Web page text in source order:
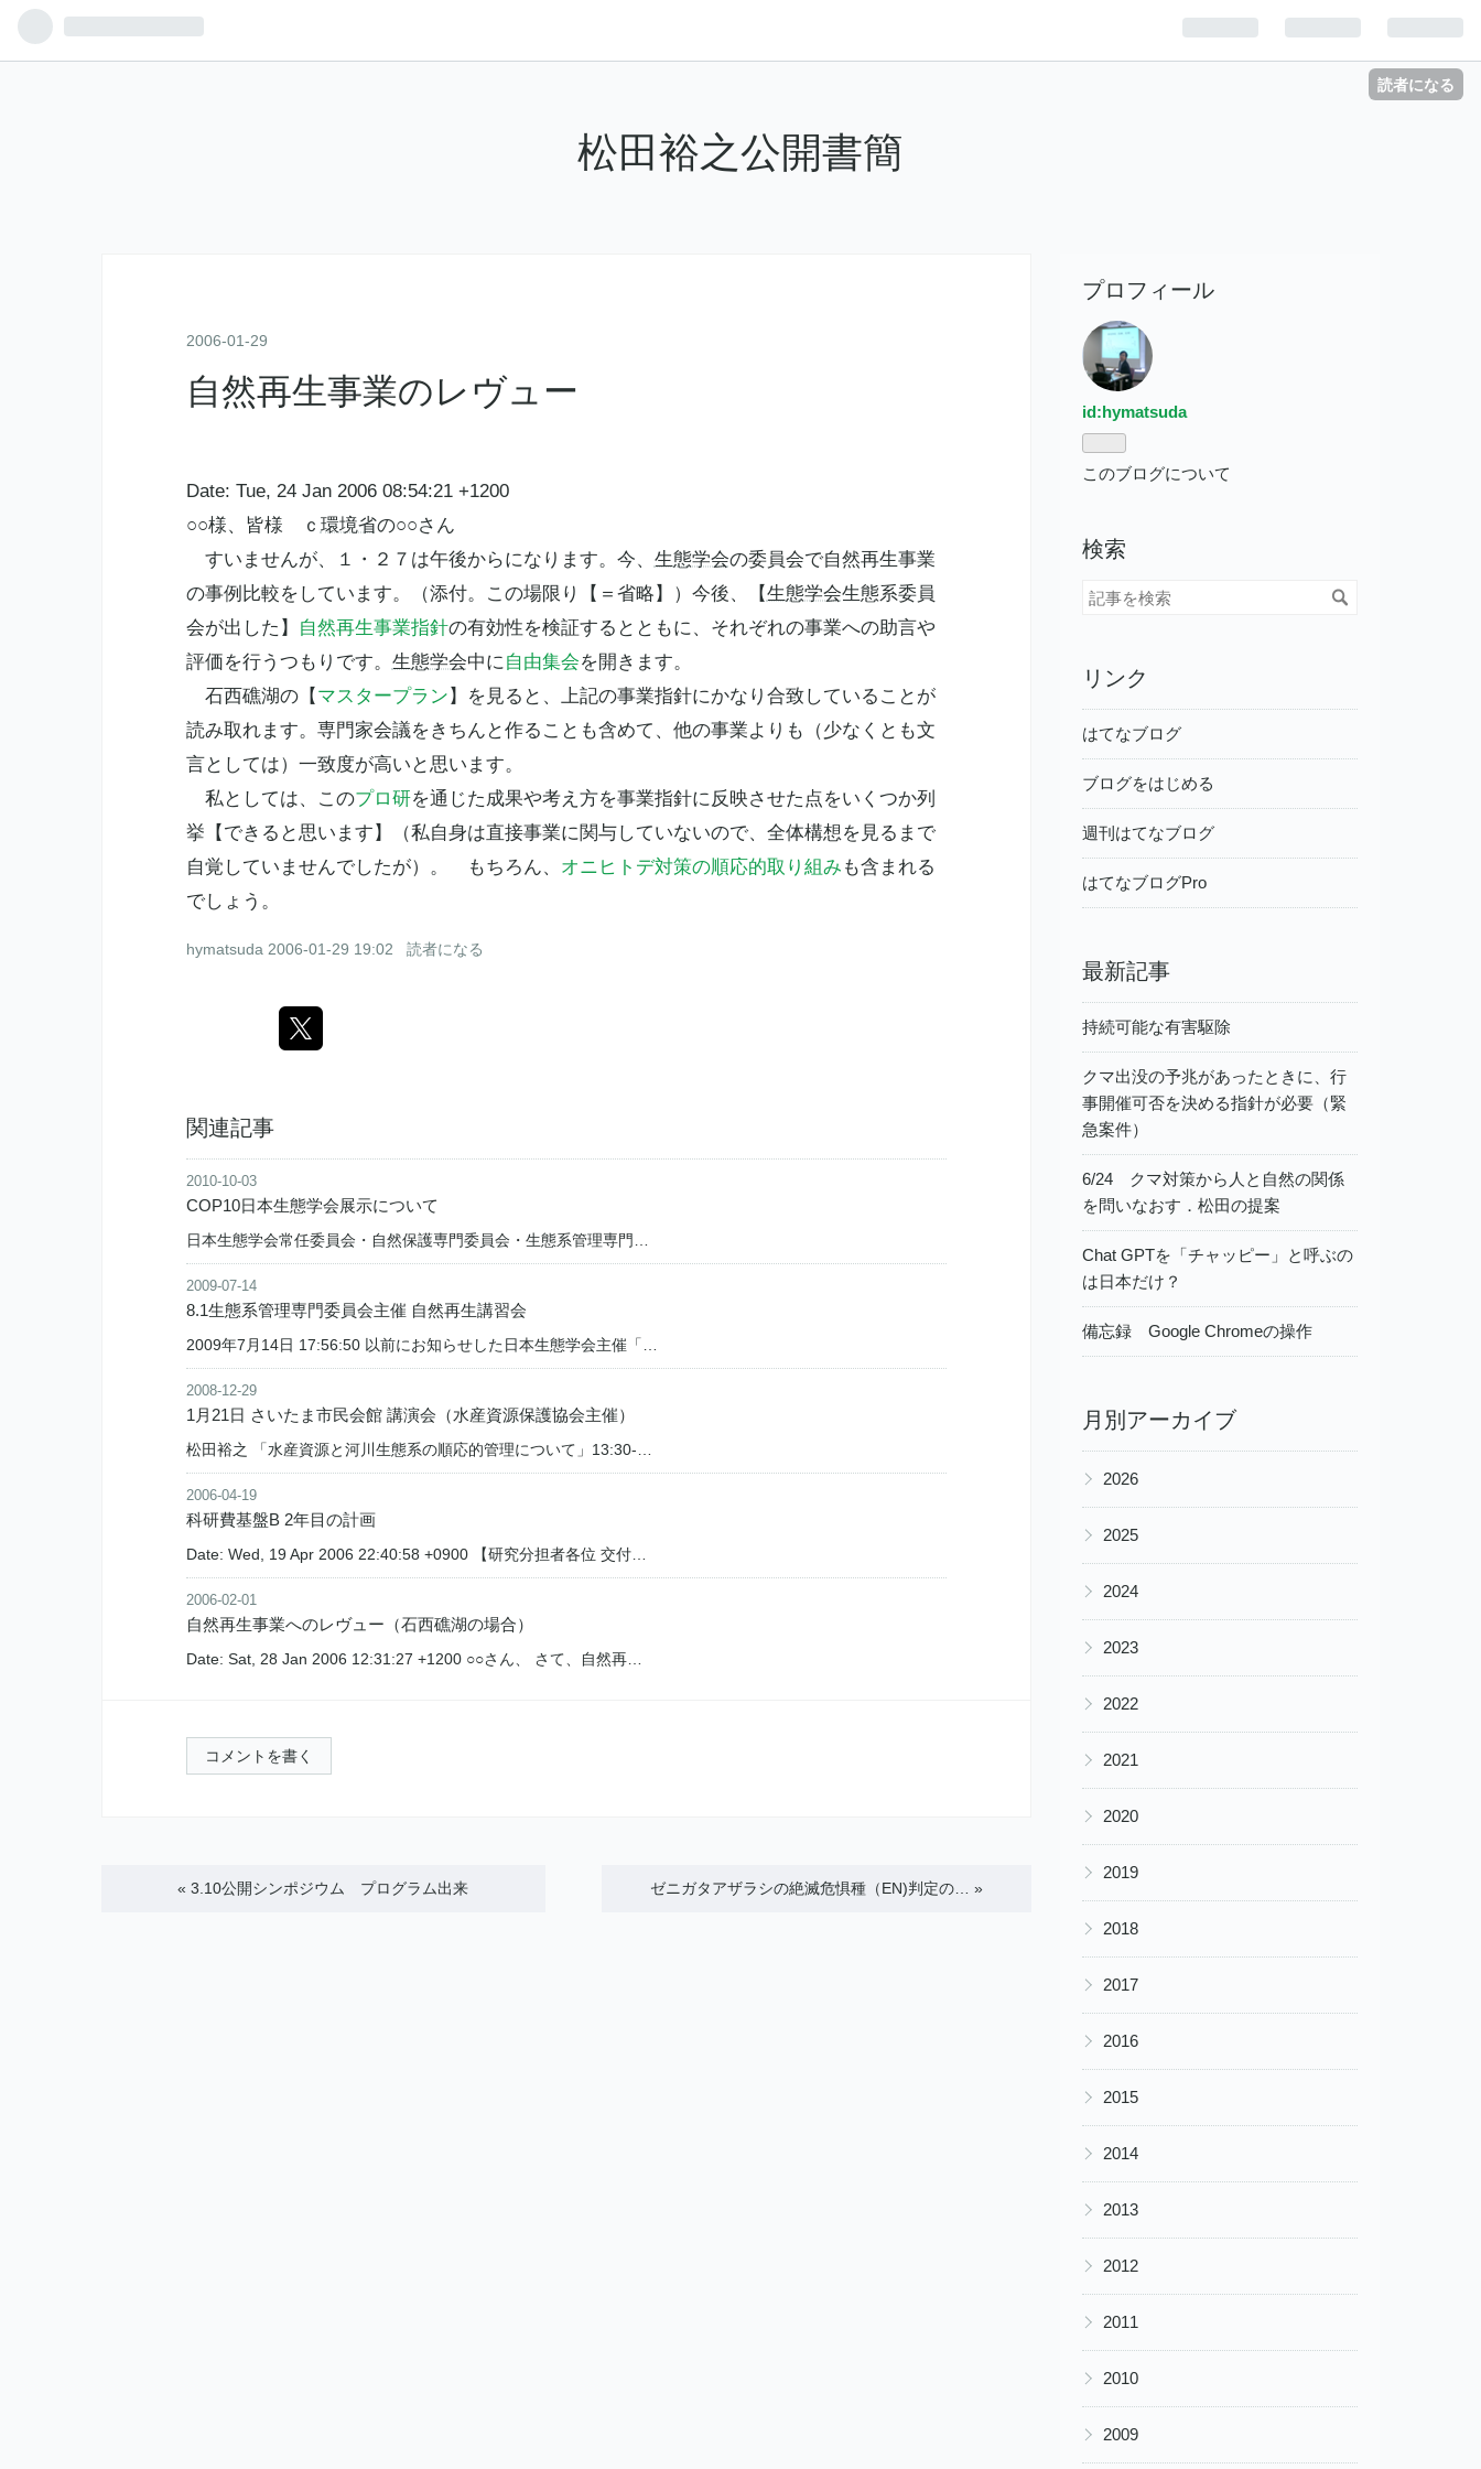
読者になる
松田裕之公開書簡
2006-01-29
自然再生事業のレヴュー
Date: Tue, 24 Jan 2006 08:54:21 +1200
○○様、皆様 ｃ 環境省の○○さん
すいませんが、１・２７は午後からになります。今、 生態学会の委員会で自然再生事業
の事例比較をしています。（添付。この場限り【＝省略】）今後、【生態学会生態系委員
会が出した】
自然再生事業指針の有効性を検証するとともに、それぞれの事業への助言や
評価を行うつもりです。 生態学会中に自由集会を開きます。
石西礁湖の【 マスタープラン 】を見ると、上記の事業指針にかなり合致していることが
読み取れます。専門家会議をきちんと作ることも含めて、他の事業よりも（少なくとも文
言としては）一致度が高いと思います。
私としては、このプロ研を通じた成果や考え方を事業指針に反映させた点をいくつか列
挙【できると思います】（私自身は直接事業に関与していないので、全体構想を見るまで
自覚していませんでしたが）。 もちろん、 オニヒトデ対策の順応的取り組み も含まれる
でしょう。
hymatsuda 2006-01-29 19:02 読者になる
関連記事
2010-10-03
COP10日本生態学会展示について
日本生態学会常任委員会・自然保護専門委員会・生態系管理専門…
2009-07-14
8.1生態系管理専門委員会主催 自然再生講習会
2009年7月14日 17:56:50 以前にお知らせした日本生態学会主催「…
2008-12-29
1月21日 さいたま市民会館 講演会（水産資源保護協会主催）
松田裕之 「水産資源と河川生態系の順応的管理について」13:30-…
2006-04-19
科研費基盤B 2年目の計画
Date: Wed, 19 Apr 2006 22:40:58 +0900 【研究分担者各位 交付…
2006-02-01
自然再生事業へのレヴュー（石西礁湖の場合）
Date: Sat, 28 Jan 2006 12:31:27 +1200 ○○さん、 さて、自然再…
コメントを書く
«3.10公開シンポジウム プログラム出来 ゼニガタアザラシの絶滅危惧種（EN)判定の… »
プロフィール
id:hymatsuda
このブログについて
検索
リンク
はてなブログ
ブログをはじめる
週刊はてなブログ
はてなブログPro
最新記事
持続可能な有害駆除
クマ出没の予兆があったときに、行
事開催可否を決める指針が必要（緊
急案件）
6/24 クマ対策から人と自然の関係
を問いなおす．松田の提案
Chat GPTを「チャッピー」と呼ぶの
は日本だけ？
備忘録 Google Chromeの操作
月別アーカイブ
▶ 2026
▶ 2025
▶ 2024
▶ 2023
▶ 2022
▶ 2021
▶ 2020
▶ 2019
▶ 2018
▶ 2017
▶ 2016
▶ 2015
▶ 2014
▶ 2013
▶ 2012
▶ 2011
▶ 2010
▶ 2009